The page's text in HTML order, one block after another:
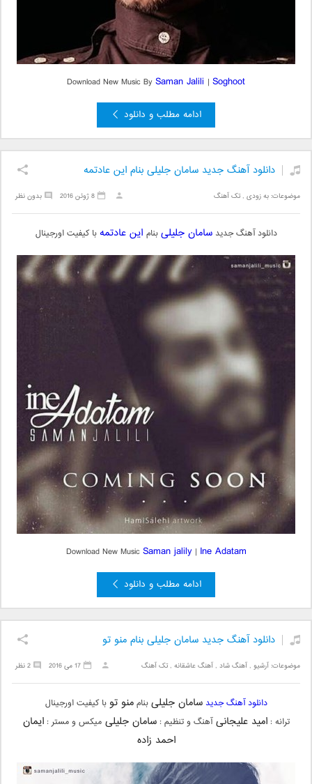
Download New Music BySaman Jalili | Soghoot
ادامه مطلب و دانلود
دانلود آهنگ جدید سامان جلیلی بنام این عادتمه
موضوعات:به زودی ,تک آهنگ بدون نظر 8 ژوئن 2016
دانلود آهنگ جدیدسامان جلیلیبنام این عادتمهبا کیفیت اورجینال
Download New MusicSaman jalily| Ine Adatam
ادامه مطلب و دانلود
دانلود آهنگ جدید سامان جلیلی بنام منو تو
موضوعات:آرشیو ,آهنگ شاد ,آهنگ عاشقانه ,تک آهنگ 2 نظر 17 می 2016
دانلود آهنگ جدید سامان جلیلیبناممنو توبا کیفیت اورجینال
ترانه :امید علیجانیآهنگ و تنظیم :سامان جلیلیمیکس و مستر :ایمان
احمد زاده